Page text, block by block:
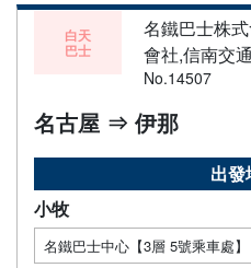
白天
巴士
名鐵巴士株
會社,信南交
No.14507
名古屋 ⇒ 伊那
出發
小牧
名鐵巴士中心【3層 5號乘車處】